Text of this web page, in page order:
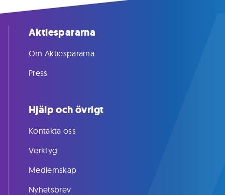
Aktiespararna
Om Aktiespararna
Press
Hjälp och övrigt
Kontakta oss
Verktyg
Medlemskap
Nyhetsbrev